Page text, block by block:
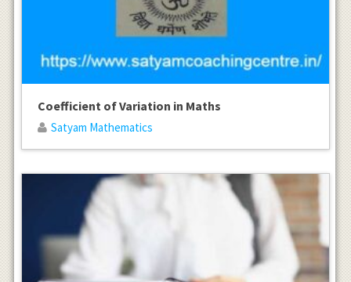
Coefficient of Variation in Maths
Satyam Mathematics